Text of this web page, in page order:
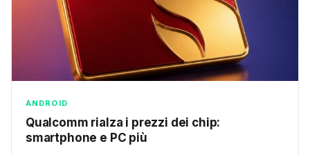
ANDROID
Qualcomm rialza i prezzi dei chip:
smartphone e PC più